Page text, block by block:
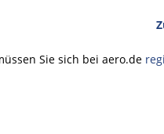
Sie sich bei aero.de